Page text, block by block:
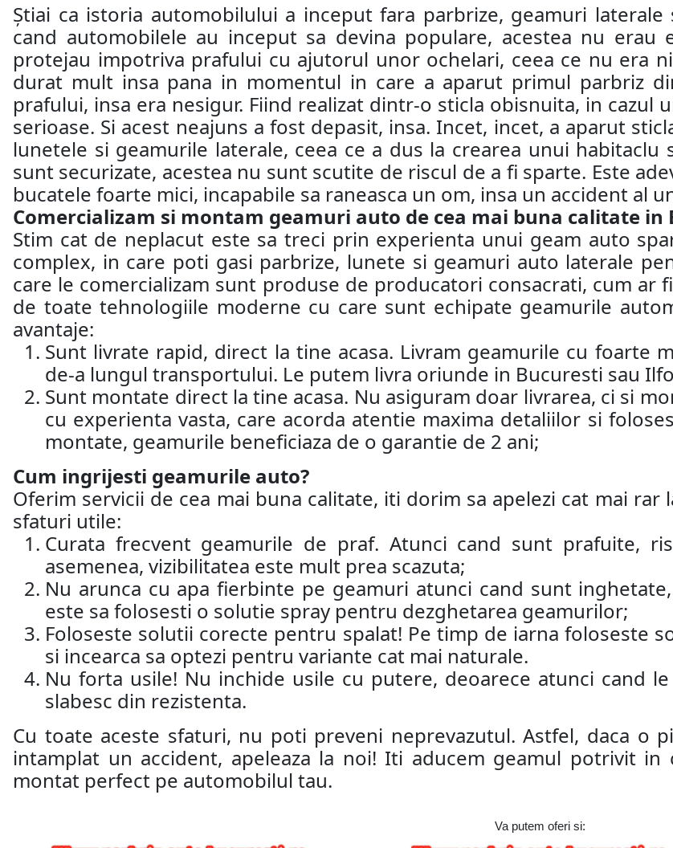
Știai ca istoria automobilului a inceput fara parbrize, geamuri
cand automobilele au inceput sa devina populare, acestea nu
protejau impotriva prafului cu ajutorul unor ochelari, ceea ce nu era
durat mult insa pana in momentul in care a aparut primul parbriz
prafului, insa era nesigur. Fiind realizat dintr-o sticla obisnuita, in cazul
serioase. Si acest neajuns a fost depasit, insa. Incet, incet, a aparut
lunetele si geamurile laterale, ceea ce a dus la crearea unui
sunt securizate, acestea nu sunt scutite de riscul de a fi sparte. Este
bucatele foarte mici, incapabile sa raneasca un om, insa un accident al
Comercializam si montam geamuri auto de cea mai buna calitate in
Stim cat de neplacut este sa treci prin experienta unui geam auto
complex, in care poti gasi parbrize, lunete si geamuri auto laterale
care le comercializam sunt produse de producatori consacrati, cum ar
de toate tehnologiile moderne cu care sunt echipate geamurile
avantaje:
Sunt livrate rapid, direct la tine acasa. Livram geamurile cu foarte
de-a lungul transportului. Le putem livra oriunde in Bucuresti sau
Sunt montate direct la tine acasa. Nu asiguram doar livrarea, ci si
cu experienta vasta, care acorda atentie maxima detaliilor si
montate, geamurile beneficiaza de o garantie de 2 ani;
Cum ingrijesti geamurile auto?
Oferim servicii de cea mai buna calitate, iti dorim sa apelezi cat mai rar
sfaturi utile:
Curata frecvent geamurile de praf. Atunci cand sunt prafuite,
asemenea, vizibilitatea este mult prea scazuta;
Nu arunca cu apa fierbinte pe geamuri atunci cand sunt
este sa folosesti o solutie spray pentru dezghetarea geamurilor;
Foloseste solutii corecte pentru spalat! Pe timp de iarna foloseste
si incearca sa optezi pentru variante cat mai naturale.
Nu forta usile! Nu inchide usile cu putere, deoarece atunci cand
slabesc din rezistenta.
Cu toate aceste sfaturi, nu poti preveni neprevazutul. Astfel, daca o
intamplat un accident, apeleaza la noi! Iti aducem geamul potrivit
montat perfect pe automobilul tau.
Va putem oferi si: